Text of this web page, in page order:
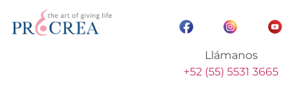
Llámanos
+52 (55) 5531 3665